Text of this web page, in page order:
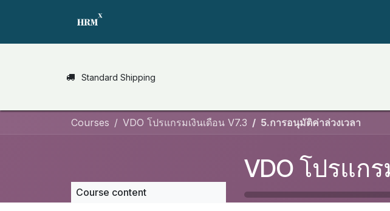
Standard Shipping
Courses VDO โปรแกรมเงินเดือน V7.3 5.การอนุมัติค่าล่วงเวลา
VDO โปรแกร
Course content